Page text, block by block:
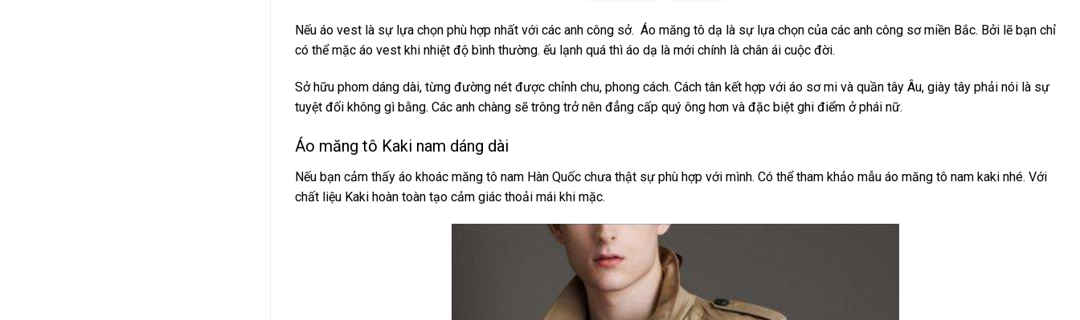
Nếu áo vest là sự lựa chọn phù hợp nhất với các anh công sở. Áo măng tô dạ là sự lựa chọn của các anh công sơ miền Bắc. Bởi lẽ bạn chỉ
có thể mặc áo vest khi nhiệt độ bình thường. ếu lạnh quá thì áo dạ là mới chính là chân ái cuộc đời.
Sở hữu phom dáng dài, từng đường nét được chỉnh chu, phong cách. Cách tân kết hợp với áo sơ mi và quần tây Âu, giày tây phải nói là sự
tuyệt đối không gì bằng. Các anh chàng sẽ trông trở nên đẳng cấp quý ông hơn và đặc biệt ghi điểm ở phái nữ.
Áo măng tô Kaki nam dáng dài
Nếu bạn cảm thấy áo khoác măng tô nam Hàn Quốc chưa thật sự phù hợp với mình. Có thể tham khảo mẫu áo măng tô nam kaki nhé. Với
chất liệu Kaki hoàn toàn tạo cảm giác thoải mái khi mặc.